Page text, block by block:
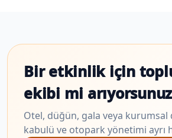
Bir etkinlik için
ekibi mi
Otel, düğün, gala veya kurumsal
kabulü ve otopark yönetimi ayrı